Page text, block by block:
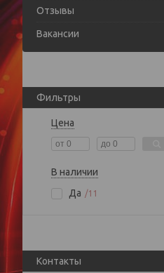
Отзывы
Вакансии
Фильтры
Цена
В наличии
Да
11
Контакты